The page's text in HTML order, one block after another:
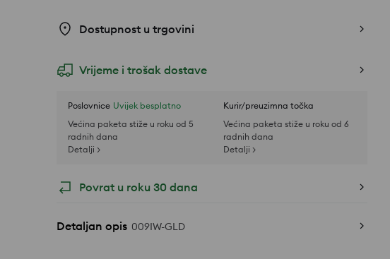
Dostupnost u trgovini
Vrijeme i trošak dostave
Poslovnice Uvijek besplatno
Većina paketa stiže u roku od 5
radnih dana
Detalji >
Kurir/preuzimna točka
Većina paketa stiže u roku od 6
radnih dana
Detalji >
Povrat u roku 30 dana
Detaljan opis 009IW-GLD